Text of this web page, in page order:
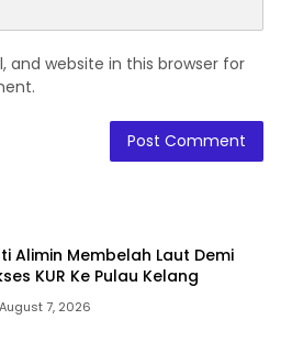
and website in this browser for
Alimin Membelah Laut Demi
KUR Ke Pulau Kelang
August 7, 2026